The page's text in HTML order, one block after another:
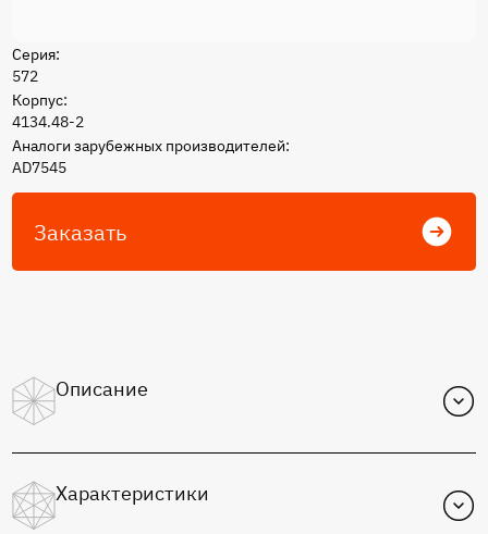
Серия:
572
Корпус:
4134.48-2
Аналоги зарубежных производителей:
AD7545
Заказать
Описание
Характеристики